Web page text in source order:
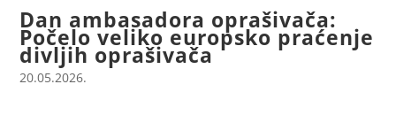
Dan ambasadora oprašivača:
Počelo veliko europsko praćenje
divljih oprašivača
20.05.2026.